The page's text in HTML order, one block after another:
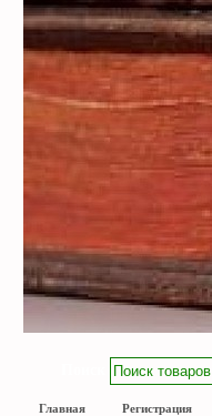
Главная Регистрация